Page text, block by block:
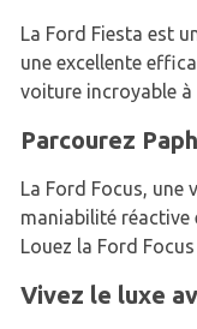
La Ford Fiesta est
une excellente
voiture incroyable à
Parcourez
La Ford Focus, une
maniabilité
Louez la Ford
Vivez le luxe